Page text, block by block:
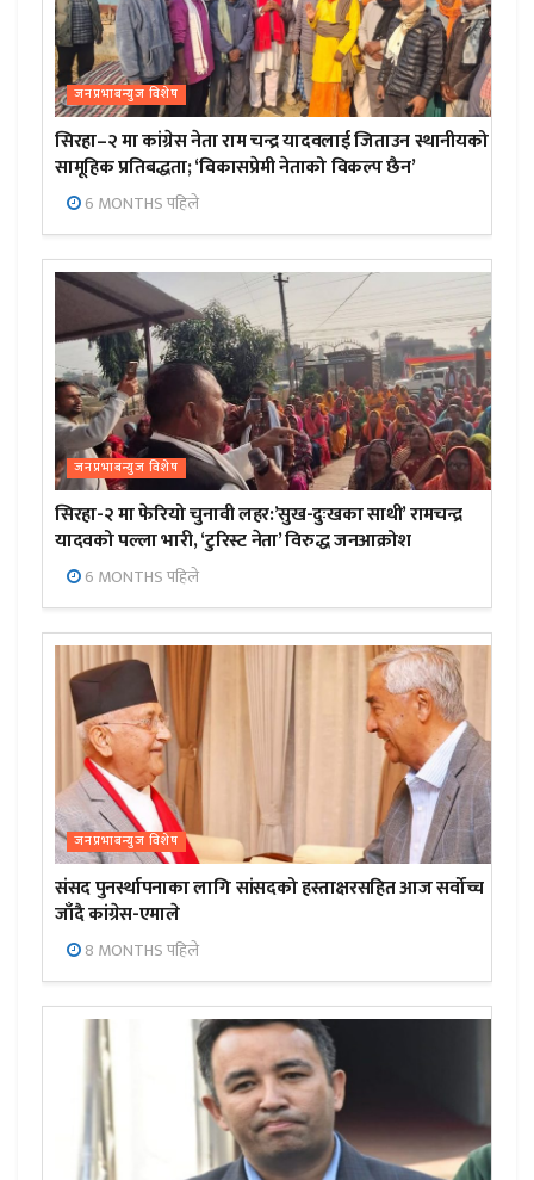
जनप्रभाबन्युज विशेष
सिरहा–२ मा कांग्रेस नेता राम चन्द्र यादवलाई जिताउन स्थानीयको
सामूहिक प्रतिबद्धता; ‘विकासप्रेमी नेताको विकल्प छैन’
6 MONTHS पहिले
जनप्रभाबन्युज विशेष
सिरहा-२ मा फेरियो चुनावी लहर:’सुख-दुःखका साथी’ रामचन्द्र
यादवको पल्ला भारी, ‘टुरिस्ट नेता’ विरुद्ध जनआक्रोश
6 MONTHS पहिले
जनप्रभाबन्युज विशेष
संसद पुनर्स्थापनाका लागि सांसदको हस्ताक्षरसहित आज सर्वोच्च
जाँदै कांग्रेस-एमाले
8 MONTHS पहिले